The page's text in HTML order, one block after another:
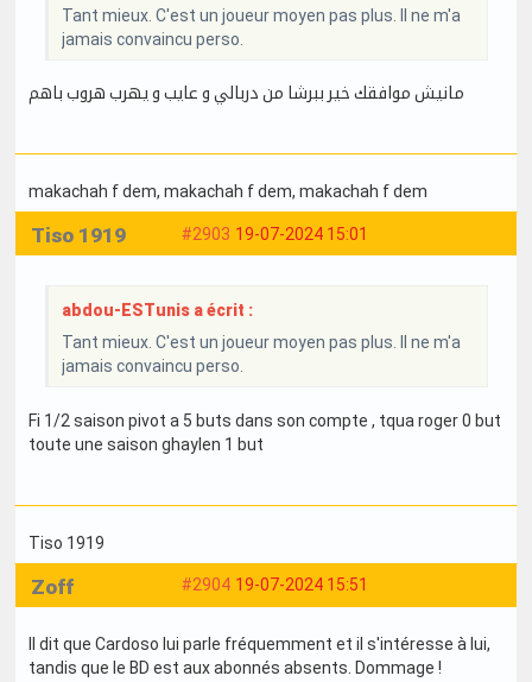
Tant mieux. C'est un joueur moyen pas plus. Il ne m'a
jamais convaincu perso.
مانيش موافقك خير ببرشا من دربالي و عايب و يهرب هروب باهم
makachah f dem, makachah f dem, makachah f dem
#2903 19-07-2024 15:01
Tiso 1919
abdou-ESTunis a écrit :
Tant mieux. C'est un joueur moyen pas plus. Il ne m'a
jamais convaincu perso.
Fi 1/2 saison pivot a 5 buts dans son compte , tqua roger 0 but
toute une saison ghaylen 1 but
Tiso 1919
#2904 19-07-2024 15:51
Zoff
Il dit que Cardoso lui parle fréquemment et il s'intéresse à lui,
tandis que le BD est aux abonnés absents. Dommage !